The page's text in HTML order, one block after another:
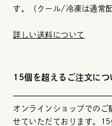
す。（クール/冷凍は通常
詳しい送料について
15個を超えるご注文につ
オンラインショップでの
せていただております。